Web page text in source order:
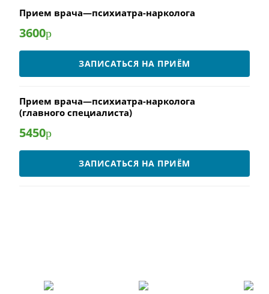
Прием врача—психиатра-нарколога
3600р
ЗАПИСАТЬСЯ НА ПРИЁМ
Прием врача—психиатра-нарколога
(главного специалиста)
5450р
ЗАПИСАТЬСЯ НА ПРИЁМ